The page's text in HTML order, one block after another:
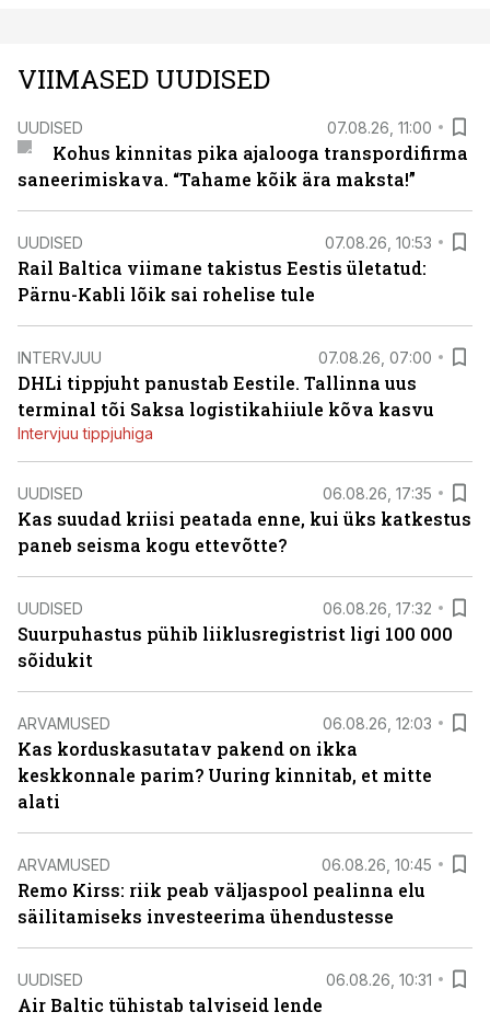
VIIMASED UUDISED
UUDISED 07.08.26, 11:00
Kohus kinnitas pika ajalooga transpordifirma
saneerimiskava. “Tahame kõik ära maksta!”
UUDISED 07.08.26, 10:53
Rail Baltica viimane takistus Eestis ületatud:
Pärnu-Kabli lõik sai rohelise tule
INTERVJUU 07.08.26, 07:00
DHLi tippjuht panustab Eestile. Tallinna uus
terminal tõi Saksa logistikahiiule kõva kasvu
Intervjuu tippjuhiga
UUDISED 06.08.26, 17:35
Kas suudad kriisi peatada enne, kui üks katkestus
paneb seisma kogu ettevõtte?
UUDISED 06.08.26, 17:32
Suurpuhastus pühib liiklusregistrist ligi 100 000
sõidukit
ARVAMUSED 06.08.26, 12:03
Kas korduskasutatav pakend on ikka
keskkonnale parim? Uuring kinnitab, et mitte
alati
ARVAMUSED 06.08.26, 10:45
Remo Kirss: riik peab väljaspool pealinna elu
säilitamiseks investeerima ühendustesse
UUDISED 06.08.26, 10:31
Air Baltic tühistab talviseid lende